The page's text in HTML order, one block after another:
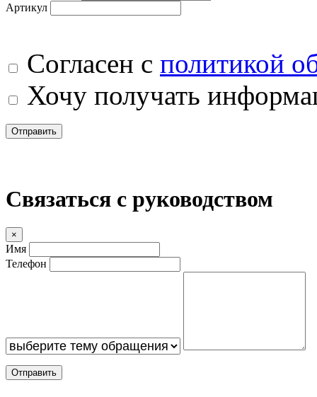
Артикул
Согласен с политикой
Хочу получать
Отправить
Связаться с руководством
×
Имя
Телефон
Отправить